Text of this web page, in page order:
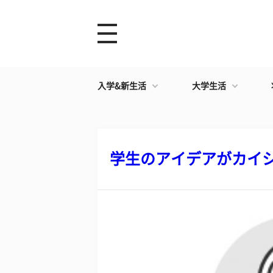
入学&新生活 大学生活
学生のアイデアがカイ